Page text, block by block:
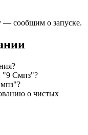
— сообщим о запуске.
Смпз"?
о чистых